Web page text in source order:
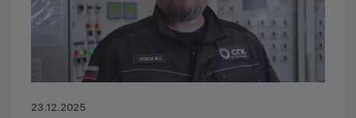
23.12.2025